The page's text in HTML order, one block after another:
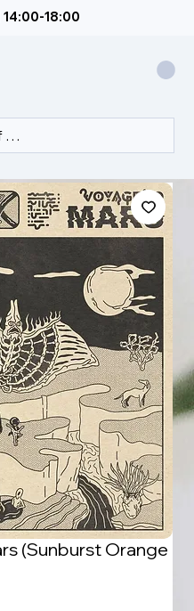
18:00
(Sunburst Orange